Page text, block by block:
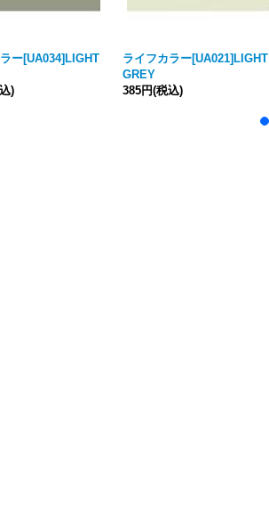
ー[UA034]LIGHT
)
ライフカラー[UA021]LIGHT
GREY
385円(税込)